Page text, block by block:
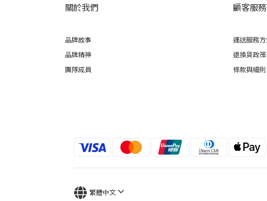
關於我們
品牌故事
品牌精神
團隊成員
顧客服務
運送服務
退換貨政策
條款與細則
繁體中文